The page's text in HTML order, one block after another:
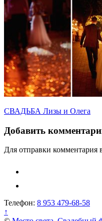
Навигация
по
записям
СВАДЬБА Лизы и Олега
Добавить
Для отправки комментария
Телефон: 8 953 479-68-58
↑